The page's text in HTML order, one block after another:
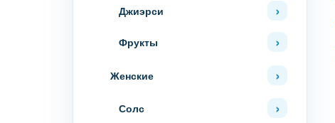
Джиэрси
Фрукты
Женские
Солс